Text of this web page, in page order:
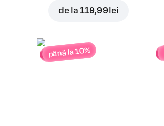
de la119,99 lei
până la 10%